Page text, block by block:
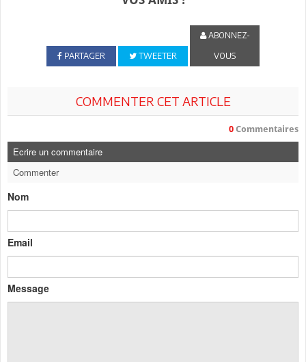
PARTAGER TWEETER
ABONNEZ-
VOUS
COMMENTER CET ARTICLE
0 Commentaires
Ecrire un commentaire
Commenter
Nom
Email
Message